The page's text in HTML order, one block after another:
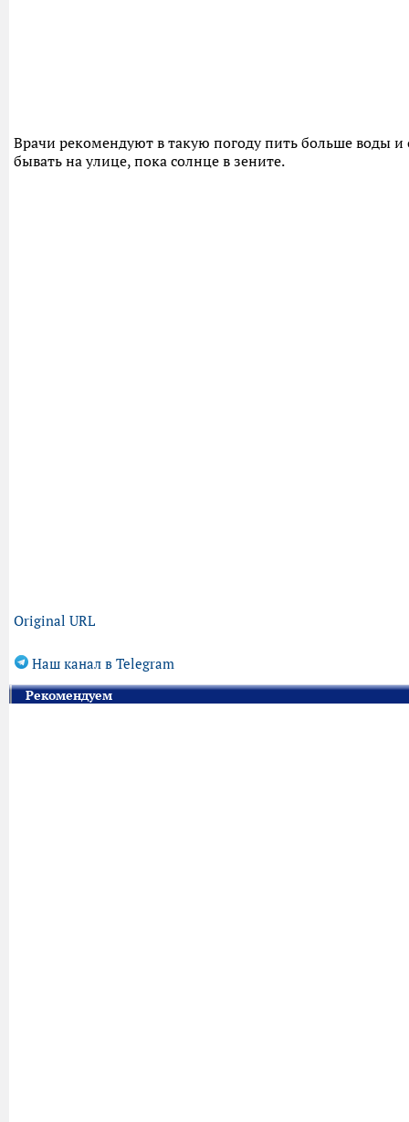
Врачи рекомендуют в такую погоду пить больше воды
бывать на улице, пока солнце в зените.
Original URL
Наш канал в Telegram
Рекомендуем